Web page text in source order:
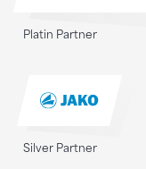
Platin Partner
Silver Partner